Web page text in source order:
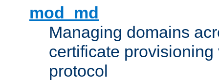
mod_md
Managing domains
certificate provisioning
protocol